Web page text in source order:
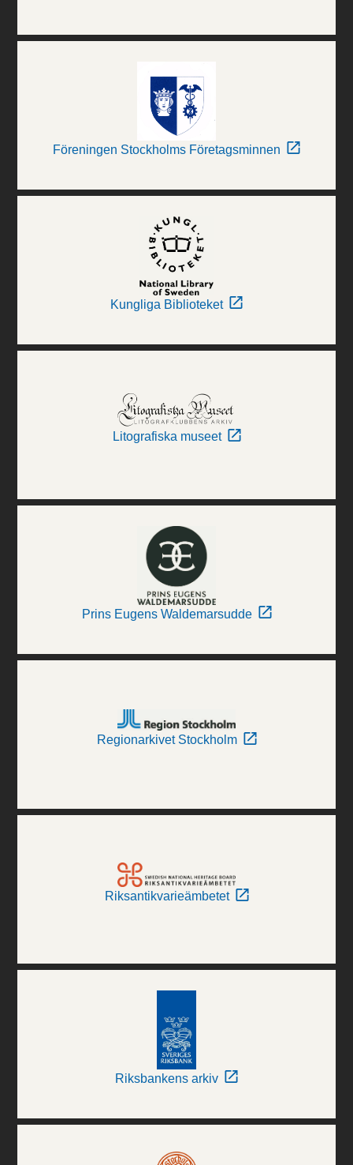
Föreningen Stockholms Företagsminnen
Kungliga Biblioteket
Litografiska museet
Prins Eugens Waldemarsudde
Regionarkivet Stockholm
Riksantikvarieämbetet
Riksbankens arkiv